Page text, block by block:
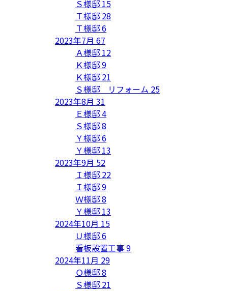
Ｓ様邸 15
Ｔ様邸 28
Ｔ様邸6
2023年7月 67
Ａ様邸 12
Ｋ様邸9
Ｋ様邸 21
Ｓ様邸 リフォーム 25
2023年8月 31
Ｅ様邸4
Ｓ様邸8
Ｙ様邸6
Ｙ様邸 13
2023年9月 52
Ｉ様邸 22
Ｉ様邸9
Ｗ様邸8
Ｙ様邸 13
2024年10月 15
Ｕ様邸6
看板設置工事9
2024年11月 29
Ｏ様邸8
Ｓ様邸 21